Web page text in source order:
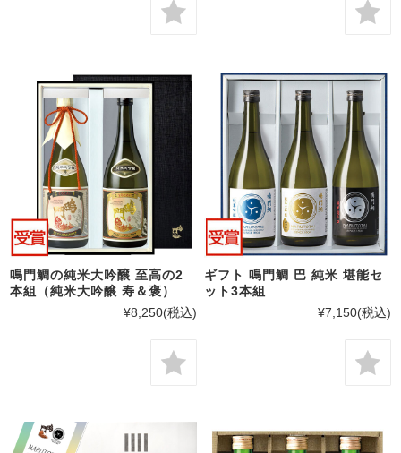
鳴門鯛の純米大吟醸 至高の2
本組（純米大吟醸 寿＆褒）
¥8,250(税込)
ギフト 鳴門鯛 巴 純米 堪能セ
ット3本組
¥7,150(税込)